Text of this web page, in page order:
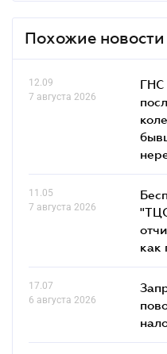
Похожие новости
12.09
7 августа 2026
ГНС
11.05
7 августа 2026
как
17.07
6 августа 2026